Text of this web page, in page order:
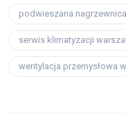
podwieszana nagrzewnica
serwis klimatyzacji
wentylacja przemysłowa